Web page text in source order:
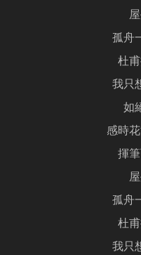
孤舟
杜
我只
如
感時
揮
孤舟
杜
我只